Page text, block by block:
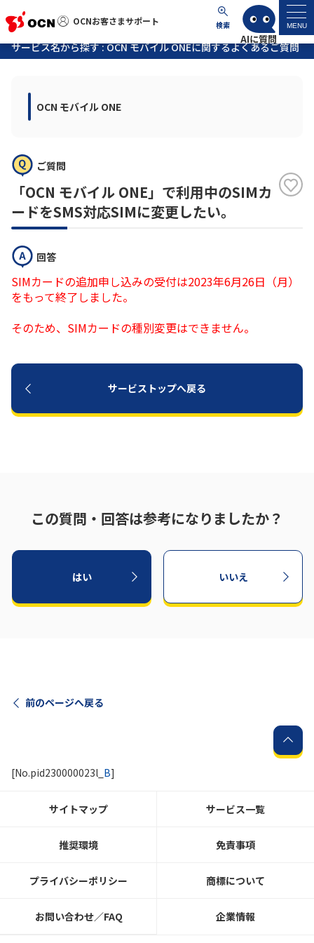
OCNお客さまサポート 検索 MENU
OCNお客さまサポート
マイページ
サポートトップ
よくあるご質問
工事・故障情報
お知らせ サポートサイトの使い方
NTTドコモビジネスのお客さ
工事・故障情報通知
サービス名から探す : OCN モバイル ONEに関するよくあるご質問
OCN モバイル ONE
ご質問
「OCN モバイル ONE」で利用中のSIMカ
ードをSMS対応SIMに変更したい。
回答
SIMカードの追加申し込みの受付は2023年6月26日（月）
をもって終了しました。
そのため、SIMカードの種別変更はできません。
サービストップへ戻る
この質問・回答は参考になりましたか？
はい いいえ
前のページへ戻る
[No.pid230000023l_ B]
サイトマップ サービス一覧
推奨環境 免責事項
プライバシーポリシー 商標について
お問い合わせ／FAQ 企業情報